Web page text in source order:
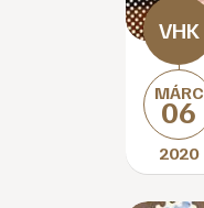
MÁRC
06
2020